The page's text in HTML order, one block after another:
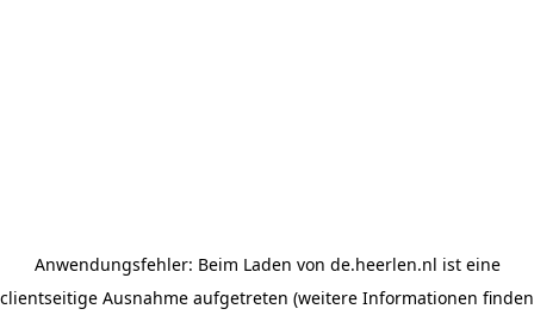
Anwendungsfehler: Beim Laden von de.heerlen.nl ist eine
clientseitige Ausnahme aufgetreten (weitere Informationen finden